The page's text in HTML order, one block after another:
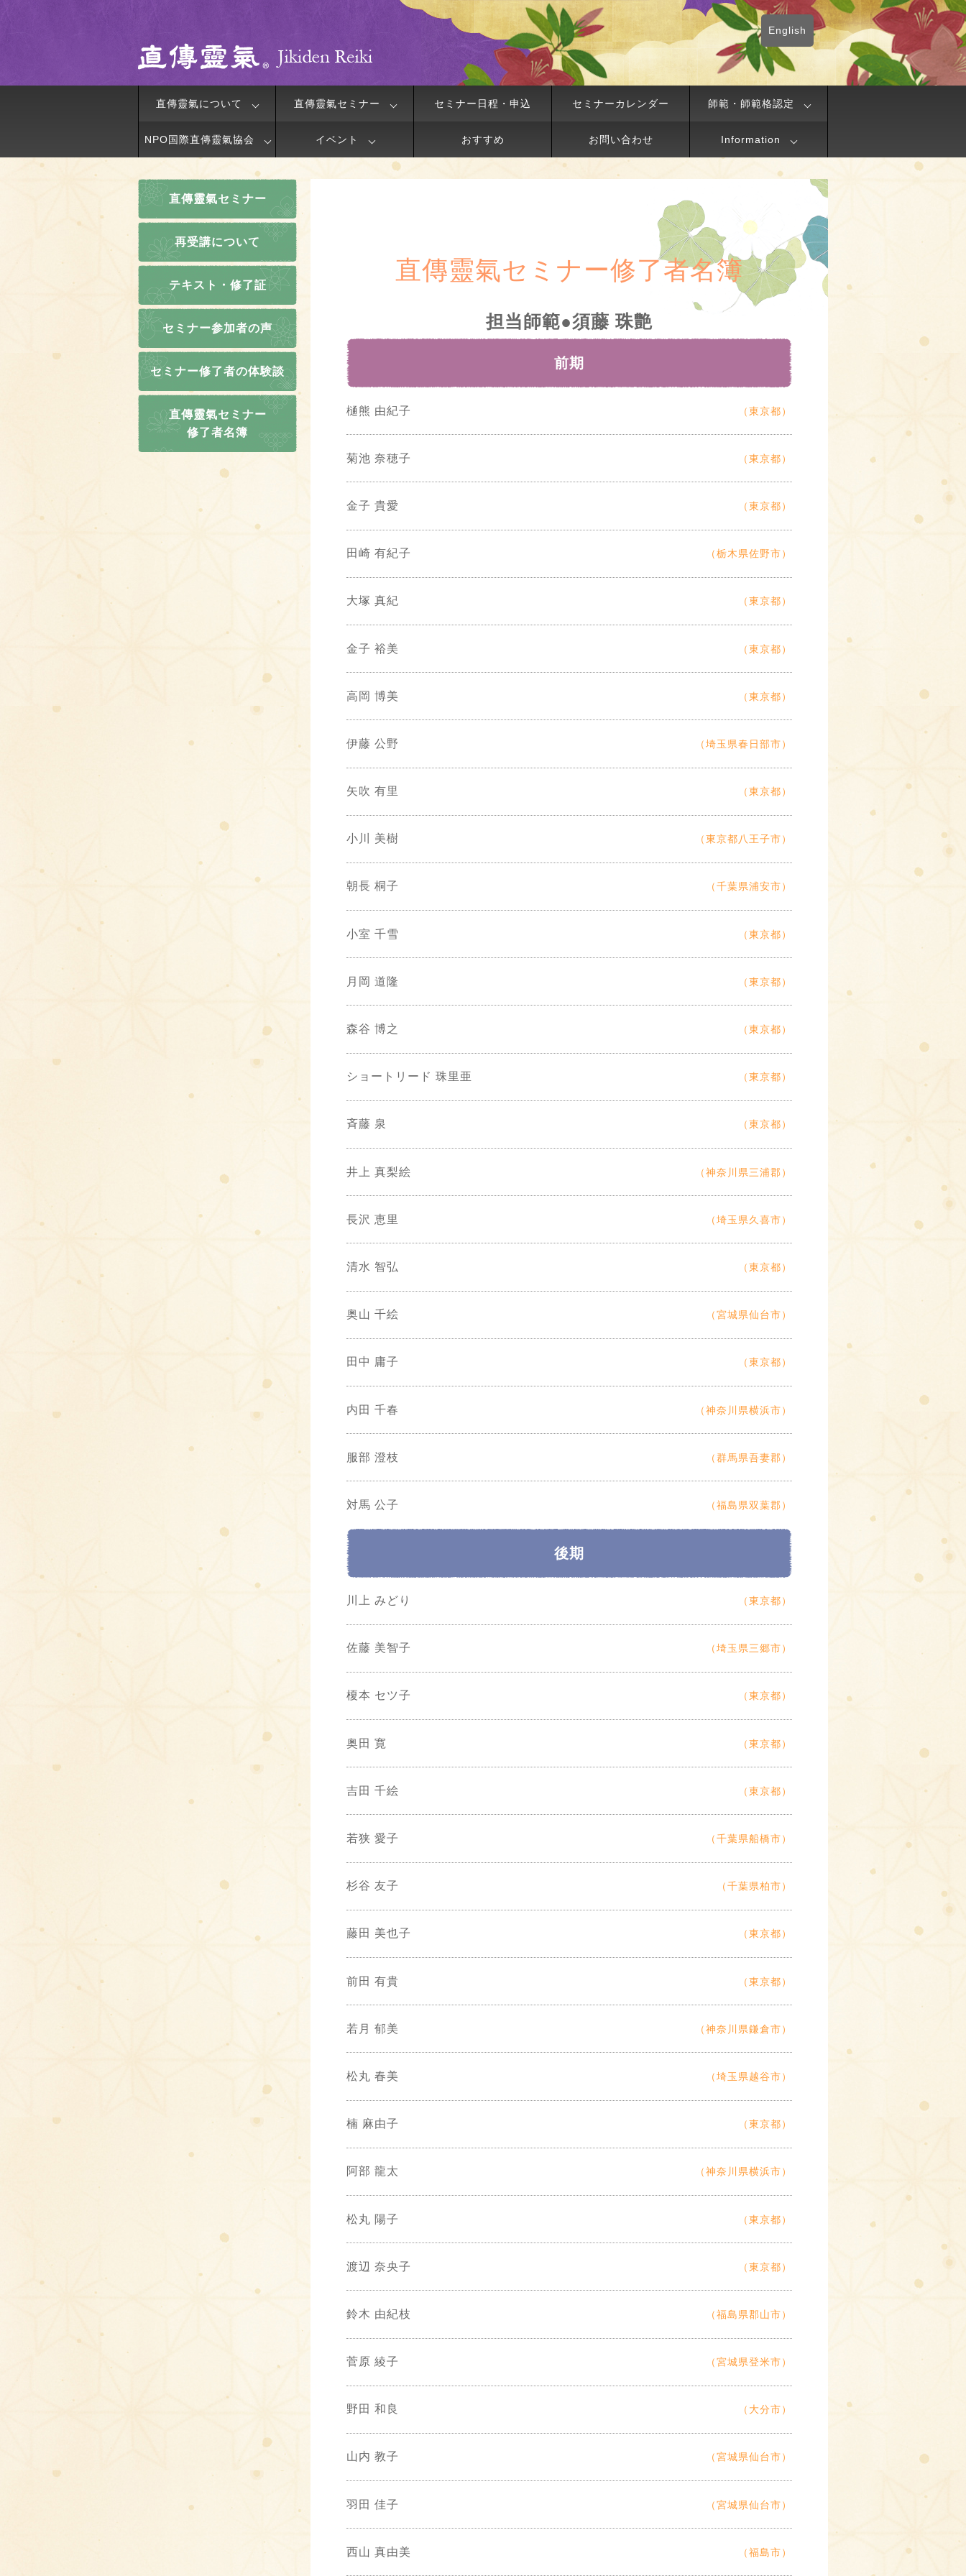
English
直傳靈氣について 直傳靈氣セミナー セミナー日程・申込 セミナーカレンダー 師範・師範格認定
NPO国際直傳靈氣協会 イベント おすすめ お問い合わせ Information
直傳靈氣セミナー
再受講について
テキスト・修了証
セミナー参加者の声
セミナー修了者の体験談
直傳靈氣セミナー
修了者名簿
直傳靈氣セミナー修了者名簿
担当師範●須藤 珠艶
前期
樋熊 由紀子 （東京都）
菊池 奈穂子 （東京都）
金子 貴愛 （東京都）
田崎 有紀子 （栃木県佐野市）
大塚 真紀 （東京都）
金子 裕美 （東京都）
高岡 博美 （東京都）
伊藤 公野 （埼玉県春日部市）
矢吹 有里 （東京都）
小川 美樹 （東京都八王子市）
朝長 桐子 （千葉県浦安市）
小室 千雪 （東京都）
月岡 道隆 （東京都）
森谷 博之 （東京都）
ショートリード 珠里亜 （東京都）
斉藤 泉 （東京都）
井上 真梨絵 （神奈川県三浦郡）
長沢 恵里 （埼玉県久喜市）
清水 智弘 （東京都）
奥山 千絵 （宮城県仙台市）
田中 庸子 （東京都）
内田 千春 （神奈川県横浜市）
服部 澄枝 （群馬県吾妻郡）
対馬 公子 （福島県双葉郡）
後期
川上 みどり （東京都）
佐藤 美智子 （埼玉県三郷市）
榎本 セツ子 （東京都）
奥田 寛 （東京都）
吉田 千絵 （東京都）
若狭 愛子 （千葉県船橋市）
杉谷 友子 （千葉県柏市）
藤田 美也子 （東京都）
前田 有貴 （東京都）
若月 郁美 （神奈川県鎌倉市）
松丸 春美 （埼玉県越谷市）
楠 麻由子 （東京都）
阿部 龍太 （神奈川県横浜市）
松丸 陽子 （東京都）
渡辺 奈央子 （東京都）
鈴木 由紀枝 （福島県郡山市）
菅原 綾子 （宮城県登米市）
野田 和良 （大分市）
山内 教子 （宮城県仙台市）
羽田 佳子 （宮城県仙台市）
西山 真由美 （福島市）